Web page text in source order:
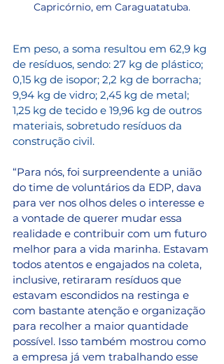
Capricórnio, em Caraguatatuba.
Em peso, a soma resultou em 62,9 kg
de resíduos, sendo: 27 kg de plástico;
0,15 kg de isopor; 2,2 kg de borracha;
9,94 kg de vidro; 2,45 kg de metal;
1,25 kg de tecido e 19,96 kg de outros
materiais, sobretudo resíduos da
construção civil.
“Para nós, foi surpreendente a união
do time de voluntários da EDP, dava
para ver nos olhos deles o interesse e
a vontade de querer mudar essa
realidade e contribuir com um futuro
melhor para a vida marinha. Estavam
todos atentos e engajados na coleta,
inclusive, retiraram resíduos que
estavam escondidos na restinga e
com bastante atenção e organização
para recolher a maior quantidade
possível. Isso também mostrou como
a empresa já vem trabalhando esse